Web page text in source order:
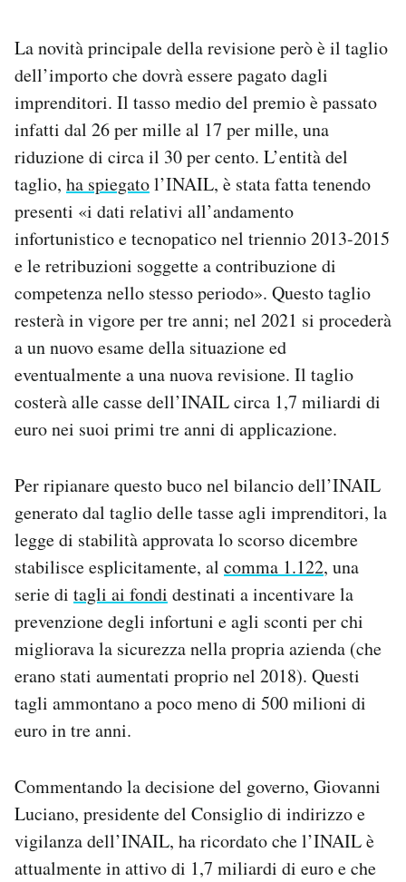
La novità principale della revisione però è il taglio
dell’importo che dovrà essere pagato dagli
imprenditori. Il tasso medio del premio è passato
infatti dal 26 per mille al 17 per mille, una
riduzione di circa il 30 per cento. L’entità del
taglio, ha spiegatol’INAIL, è stata fatta tenendo
presenti «i dati relativi all’andamento
infortunistico e tecnopatico nel triennio 2013-2015
e le retribuzioni soggette a contribuzione di
competenza nello stesso periodo». Questo taglio
resterà in vigore per tre anni; nel 2021 si procederà
a un nuovo esame della situazione ed
eventualmente a una nuova revisione. Il taglio
costerà alle casse dell’INAIL circa 1,7 miliardi di
euro nei suoi primi tre anni di applicazione.
Per ripianare questo buco nel bilancio dell’INAIL
generato dal taglio delle tasse agli imprenditori, la
legge di stabilità approvata lo scorso dicembre
stabilisce esplicitamente, al comma 1.122, una
serie di tagli ai fondi destinati a incentivare la
prevenzione degli infortuni e agli sconti per chi
migliorava la sicurezza nella propria azienda (che
erano stati aumentati proprio nel 2018). Questi
tagli ammontano a poco meno di 500 milioni di
euro in tre anni.
Commentando la decisione del governo, Giovanni
Luciano, presidente del Consiglio di indirizzo e
vigilanza dell’INAIL, ha ricordato che l’INAIL è
attualmente in attivo di 1,7 miliardi di euro e che